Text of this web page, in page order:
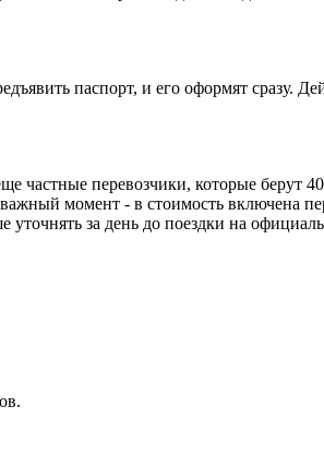
паспорт, и его оформят сразу.
перевозчики, которые берут
момент - в стоимость включена
за день до поездки на